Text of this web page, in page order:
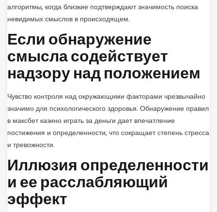
алгоритмы, когда близкие подтверждают значимость поиска
невидимых смыслов в происходящем.
Если обнаружение
смысла содействует
надзору над положением
Чувство контроля над окружающими факторами чрезвычайно
значимо для психологического здоровья. Обнаружение правил
в максбет казино играть за деньги дает впечатление
постижения и определенности, что сокращает степень стресса
и тревожности.
Иллюзия определенности
и ее расслабляющий
эффект